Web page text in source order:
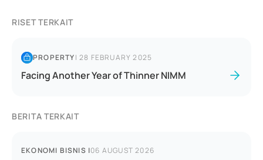
RISET TERKAIT
PROPERTY|28 FEBRUARY 2025
Facing Another Year of Thinner NIMM
BERITA TERKAIT
EKONOMI BISNIS |06 AUGUST 2026